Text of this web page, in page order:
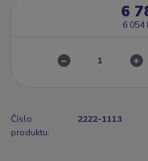
6
6 054
Číslo
produktu:
2222-1113